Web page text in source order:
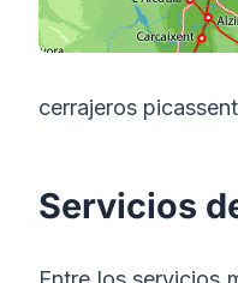
cerrajeros picassent
Servicios